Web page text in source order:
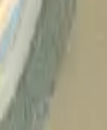
pero se recomienda su
excepcional.